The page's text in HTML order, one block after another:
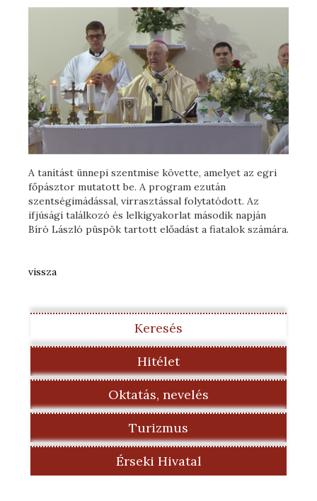
A tanítást ünnepi szentmise követte, amelyet az egri
főpásztor mutatott be. A program ezután
szentségimádással, virrasztással folytatódott. Az
ifjúsági találkozó és lelkigyakorlat második napján
Bíró László püspök tartott előadást a fiatalok számára.
vissza
Keresés
Hitélet
Oktatás, nevelés
Turizmus
Érseki Hivatal